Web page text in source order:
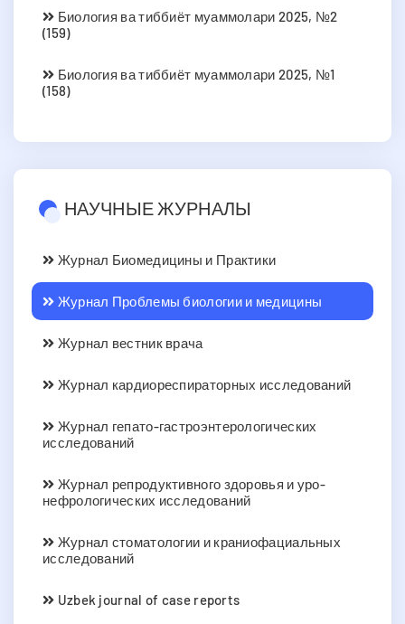
Биология ва тиббиёт муаммолари 2025, №2
(159)
Биология ва тиббиёт муаммолари 2025, №1
(158)
НАУЧНЫЕ ЖУРНАЛЫ
Журнал Биомедицины и Практики
Журнал Проблемы биологии и медицины
Журнал вестник врача
Журнал кардиореспираторных исследований
Журнал гепато-гастроэнтерологических
исследований
Журнал репродуктивного здоровья и уро-
нефрологических исследований
Журнал стоматологии и краниофациальных
исследований
Uzbek journal of case reports